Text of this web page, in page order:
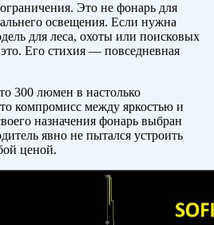
Это не фонарь для
освещения. Если нужна
для леса, охоты или поисковых
Его стихия — повседневная
300 люмен в настолько
компромисс между яркостью и
назначения фонарь выбран
явно не пытался устроить
ценой.